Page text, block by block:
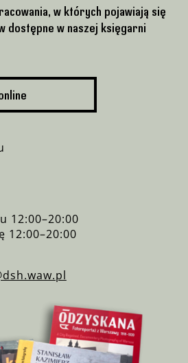
w których pojawiają się
dostępne w naszej księgarni
12:00–20:00
12:00–20:00